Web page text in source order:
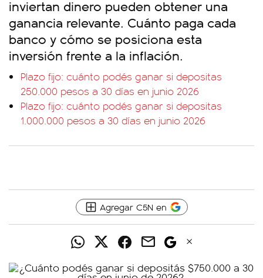
inviertan dinero pueden obtener una
ganancia relevante. Cuánto paga cada
banco y cómo se posiciona esta
inversión frente a la inflación.
Plazo fijo: cuánto podés ganar si depositas
250.000 pesos a 30 días en junio 2026
Plazo fijo: cuánto podés ganar si depositas
1.000.000 pesos a 30 días en junio 2026
Agregar C5N en